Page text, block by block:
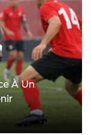
À Un